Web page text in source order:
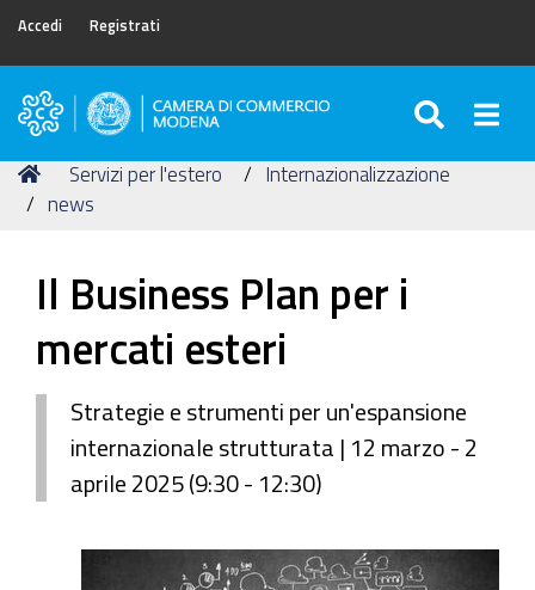
Accedi Registrati
Camera
Commercio
di
Tu
sei
Home
Servizi per l'estero
Internazionalizzazione
news
Il Business Plan per i
mercati esteri
Strategie e strumenti per un'espansione
internazionale strutturata | 12 marzo - 2
aprile 2025 (9:30 - 12:30)